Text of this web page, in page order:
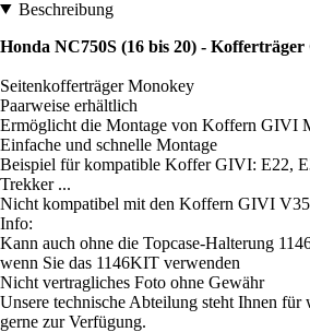
Beschreibung
Honda NC750S (16 bis 20) -
Seitenkofferträger Monokey
Paarweise erhältlich
Ermöglicht die Montage von Koffern GIVI
Einfache und schnelle Montage
Beispiel für kompatible Koffer GIVI: E22,
Trekker ...
Nicht kompatibel mit den Koffern GIVI
Info:
Kann auch ohne die Topcase-Halterung
wenn Sie das 1146KIT verwenden
Nicht vertragliches Foto ohne Gewähr
Unsere technische Abteilung steht Ihnen für
gerne zur Verfügung.